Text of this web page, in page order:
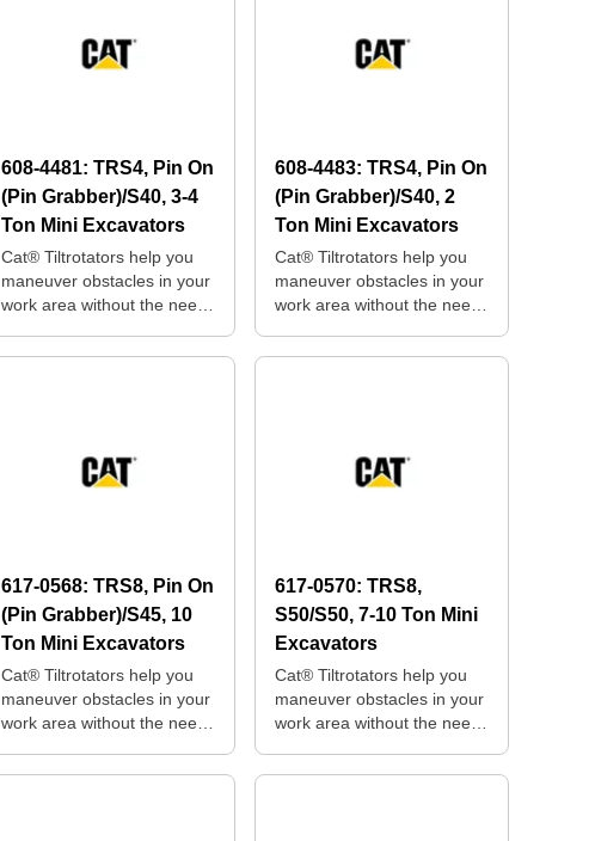
608-4481: TRS4, Pin On
(Pin Grabber)/S40, 3-4
Ton Mini Excavators
Cat® Tiltrotators help you
maneuver obstacles in your
work area without the need
machine.
608-4483: TRS4, Pin On
(Pin Grabber)/S40, 2
Ton Mini Excavators
Cat® Tiltrotators help you
maneuver obstacles in your
work area without the need
machine.
617-0568: TRS8, Pin On
(Pin Grabber)/S45, 10
Ton Mini Excavators
Cat® Tiltrotators help you
maneuver obstacles in your
work area without the need
machine.
617-0570: TRS8,
S50/S50, 7-10 Ton Mini
Excavators
Cat® Tiltrotators help you
maneuver obstacles in your
work area without the need
machine.